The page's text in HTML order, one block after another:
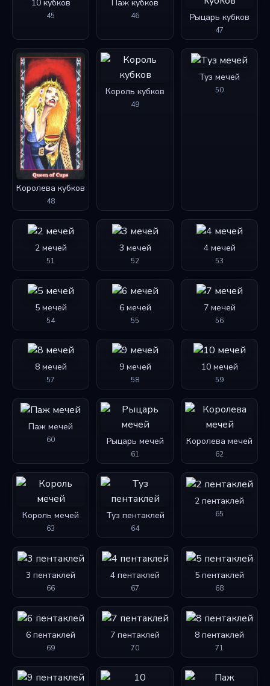
10 кубков
45
Паж кубков
46 Рыцарь кубков
47
Королева кубков
48
Король кубков
49
Туз мечей
50
2 мечей
51
3 мечей
52
4 мечей
53
5 мечей
54
6 мечей
55
7 мечей
56
8 мечей
57
9 мечей
58
10 мечей
59
Паж мечей
60 Рыцарь мечей
61
Королева мечей
62
Король мечей
63
Туз пентаклей
64
2 пентаклей
65
3 пентаклей
66
4 пентаклей
67
5 пентаклей
68
6 пентаклей
69
7 пентаклей
70
8 пентаклей
71